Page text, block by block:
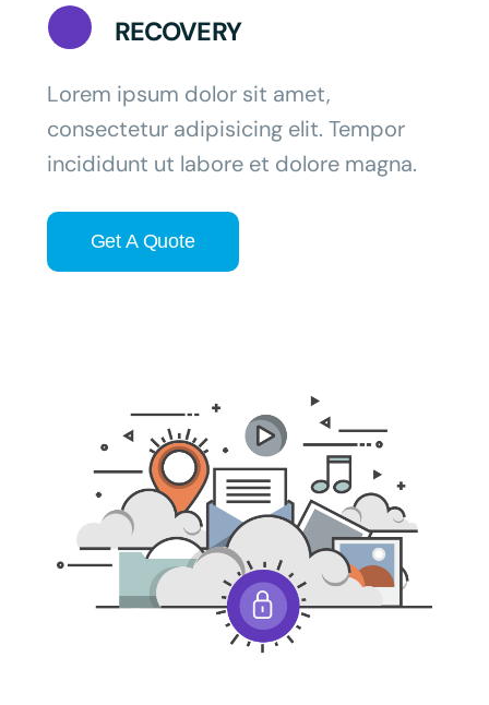
RECOVERY
Lorem ipsum dolor sit amet,
consectetur adipisicing elit. Tempor
incididunt ut labore et dolore magna.
Get A Quote